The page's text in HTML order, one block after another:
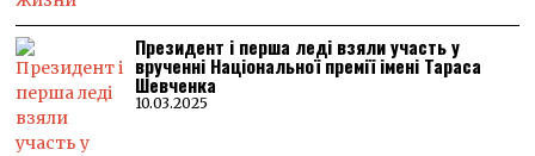
Президент і перша леді взяли участь у
врученні Національної премії імені Тараса
Шевченка
10.03.2025